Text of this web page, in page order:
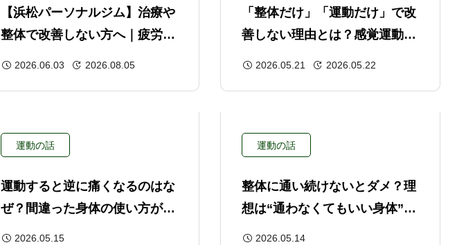
【浜松パーソナルジム】治療や
整体で改善しない方へ｜疲労回
2026.06.03 2026.08.05
「整体だけ」「運動だけ」で改
善しない理由とは？感覚運動科
2026.05.21 2026.05.22
運動の話
運動すると逆に痛くなるのはな
ぜ？間違った身体の使い方が原
2026.05.15
運動の話
整体に通い続けないとダメ？理
想は“通わなくてもいい身体”を
2026.05.14